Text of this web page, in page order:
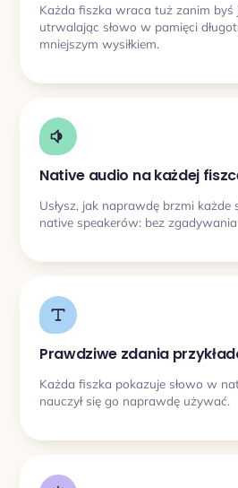
Każda fiszka wraca tuż zanim byś
utrwalając słowo w pamięci
mniejszym wysiłkiem.
Native audio na każdej
Usłysz, jak naprawdę brzmi każde
native speakerów: bez
Prawdziwe zdania
Każda fiszka pokazuje słowo w
nauczył się go naprawdę używać.